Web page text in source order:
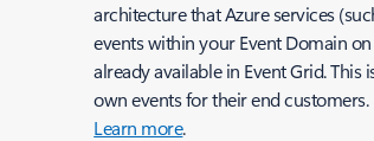
architecture that Azure services
events within your Event Domain
already available in Event Grid.
own events for their end customers.
Learn more.